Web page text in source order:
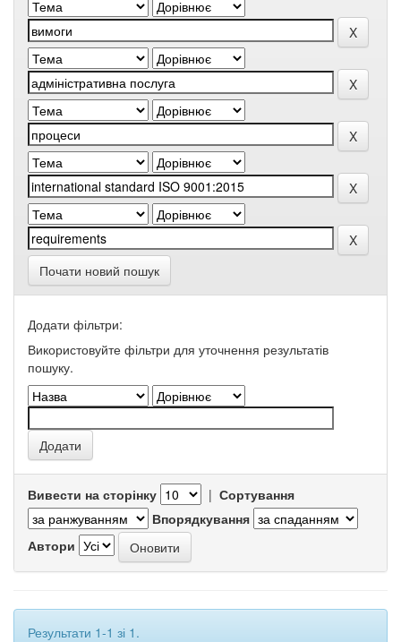
Почати новий пошук
Додати фільтри:
Використовуйте фільтри для уточнення результатів
пошуку.
Вивести на сторінку | Сортування
Впорядкування
Автори
Результати 1-1 зі 1.